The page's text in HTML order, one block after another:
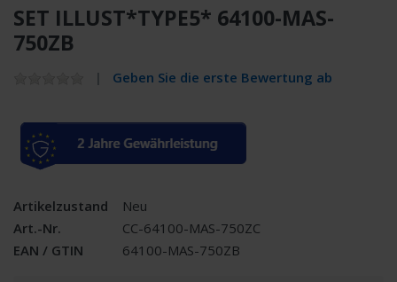
SET ILLUST*TYPE5* 64100-MAS-
750ZB
Geben Sie die erste Bewertung ab
Artikelzustand
Neu
Art.-Nr.
CC-64100-MAS-750ZC
EAN / GTIN
64100-MAS-750ZB